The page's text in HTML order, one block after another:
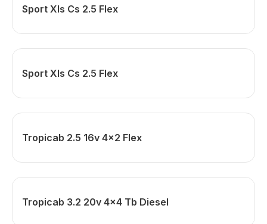
Sport Xls Cs 2.5 Flex
Sport Xls Cs 2.5 Flex
Tropicab 2.5 16v 4x2 Flex
Tropicab 3.2 20v 4x4 Tb Diesel